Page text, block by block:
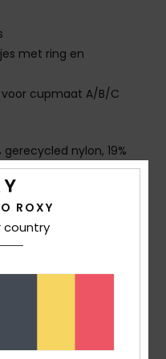
met ring en
cupmaat A/B/C
gerecycled nylon, 19%
ROXY
country